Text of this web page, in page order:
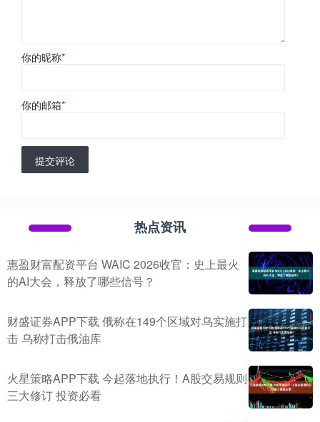
你的昵称*
你的邮箱*
提交评论
热点资讯
惠盈财富配资平台 WAIC 2026收官：史上最火
的AI大会，释放了哪些信号？
财盛证券APP下载 俄称在149个区域对乌实施打
击 乌称打击俄油库
火星策略APP下载 今起落地执行！A股交易规则
三大修订 投资必看